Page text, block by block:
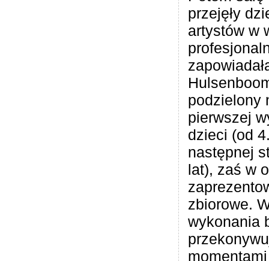
przejęły
artystów w
podzielony
pierwszej
dzieci (od
następnej
lat), zaś w
zbiorowe.
wykonania